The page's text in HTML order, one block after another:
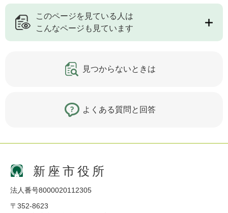
このページを見ている人は
こんなページも見ています
見つからないときは
よくある質問と回答
新座市役所
法人番号8000020112305
〒352-8623